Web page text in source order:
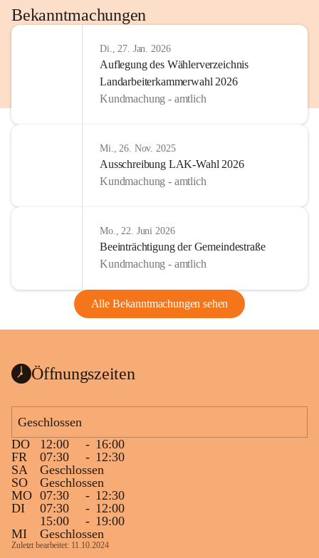
Bekanntmachungen
Di., 27. Jan. 2026
Auflegung des Wählerverzeichnis
Landarbeiterkammerwahl 2026
Kundmachung - amtlich
Mi., 26. Nov. 2025
Ausschreibung LAK-Wahl 2026
Kundmachung - amtlich
Mo., 22. Juni 2026
Beeinträchtigung der Gemeindestraße
Kundmachung - amtlich
Alle Bekanntmachungen sehen
Öffnungszeiten
Geschlossen
DO
12:00 - 16:00
FR
07:30 - 12:30
SA
Geschlossen
SO
Geschlossen
MO 07:30 - 12:30
DI
07:30 - 12:00
15:00
- 19:00
MI
Geschlossen
Zuletzt bearbeitet: 11.10.2024